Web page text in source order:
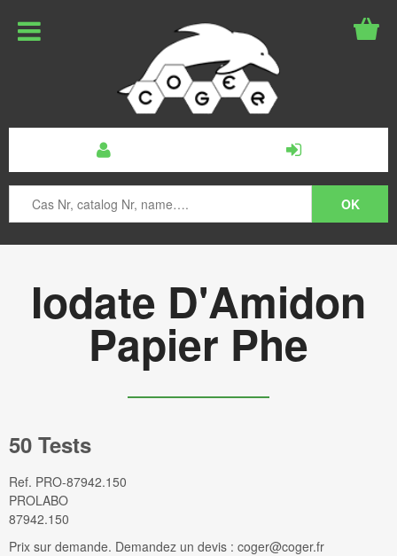
Iodate D'Amidon
Papier Phe
50 Tests
Ref. PRO-87942.150
PROLABO
87942.150
Prix sur demande. Demandez un devis : coger@coger.fr